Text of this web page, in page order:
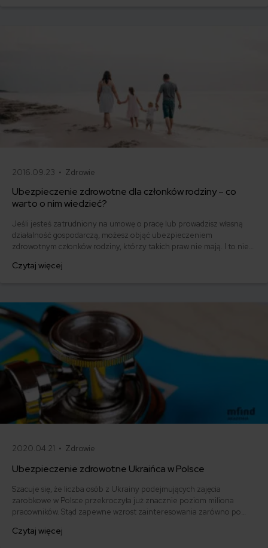
2016.09.23 • Zdrowie
Ubezpieczenie zdrowotne dla członków rodziny – co
warto o nim wiedzieć?
Jeśli jesteś zatrudniony na umowę o pracę lub prowadzisz własną
działalność gospodarczą, możesz objąć ubezpieczeniem
zdrowotnym członków rodziny, którzy takich praw nie mają. I to nie
dopełnić? Kiedy ubezpieczenie zdrowotne warto wesprzeć
Czytaj więcej
2020.04.21 • Zdrowie
Ubezpieczenie zdrowotne Ukraińca w Polsce
Szacuje się, że liczba osób z Ukrainy podejmujących zajęcia
zarobkowe w Polsce przekroczyła już znacznie poziom miliona
pracowników. Stąd zapewne wzrost zainteresowania zarówno po
pracodawców, zasadami dotyczącymi zatrudnienia i ubezpieczenia, w
Czytaj więcej